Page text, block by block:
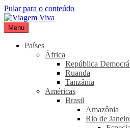
Pular para o conteúdo
Viagem Viva
Seu portal de turismo sustentável
Menu
Países
África
República
Ruanda
Tanzânia
Américas
Brasil
Amazônia
Rio de